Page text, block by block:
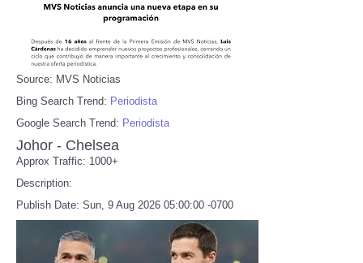
Source: MVS Noticias
Bing Search Trend: Periodista
Google Search Trend: Periodista
Johor - Chelsea
Approx Traffic: 1000+
Description:
Publish Date: Sun, 9 Aug 2026 05:00:00 -0700